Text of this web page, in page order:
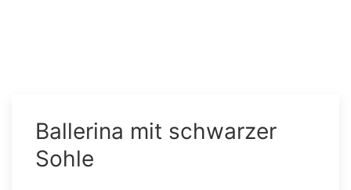
Ballerina mit schwarzer
Sohle